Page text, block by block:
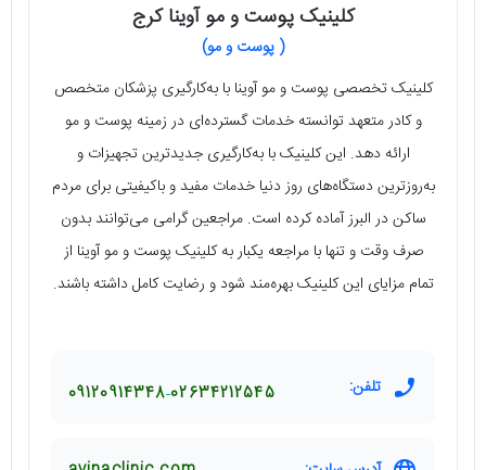
کلینیک پوست و مو آوینا کرج
( پوست و مو)
کلینیک تخصصی پوست و مو آوینا با به‌کارگیری پزشکان متخصص
و کادر متعهد توانسته خدمات گسترده‌ای در زمینه پوست و مو
ارائه دهد. این کلینیک با به‌کارگیری جدیدترین تجهیزات و
به‌روزترین دستگاه‌های روز دنیا خدمات مفید و باکیفیتی برای مردم
ساکن در البرز آماده کرده است. مراجعین گرامی می‌توانند بدون
صرف وقت و تنها با مراجعه یکبار به کلینیک پوست و مو آوینا از
تمام مزایای این کلینیک بهره‌مند شود و رضایت کامل داشته باشند.
تلفن: 02634212545
09120914348